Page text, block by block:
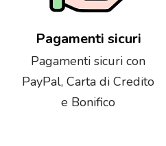
Pagamenti sicuri
Pagamenti sicuri con
PayPal, Carta di Credito
e Bonifico